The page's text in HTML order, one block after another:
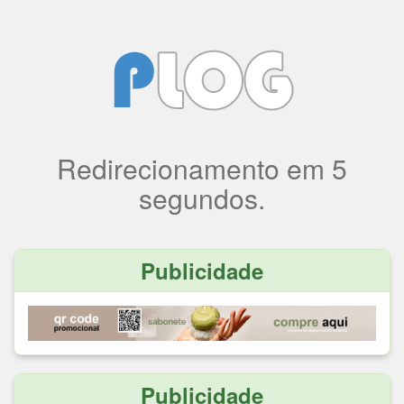
Redirecionamento em 5
segundos.
Publicidade
Publicidade